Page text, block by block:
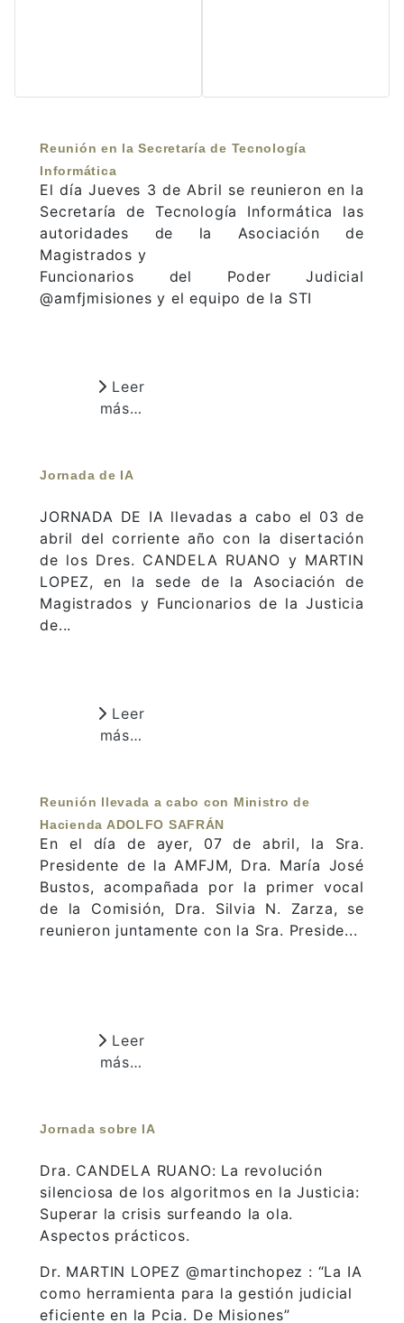
Reunión en la Secretaría de Tecnología
Informática
El día Jueves 3 de Abril se reunieron en la
Secretaría de Tecnología Informática las
autoridades de la Asociación de
Magistrados y
Funcionarios del Poder Judicial
@amfjmisiones y el equipo de la STI
Leer
más…
Jornada de IA
JORNADA DE IA llevadas a cabo el 03 de
abril del corriente año con la disertación
de los Dres. CANDELA RUANO y MARTIN
LOPEZ, en la sede de la Asociación de
Magistrados y Funcionarios de la Justicia
de...
Leer
más…
Reunión llevada a cabo con Ministro de
Hacienda ADOLFO SAFRÁN
En el día de ayer, 07 de abril, la Sra.
Presidente de la AMFJM, Dra. María José
Bustos, acompañada por la primer vocal
de la Comisión, Dra. Silvia N. Zarza, se
reunieron juntamente con la Sra. Preside...
Leer
más…
Jornada sobre IA
Dra. CANDELA RUANO: La revolución
silenciosa de los algoritmos en la Justicia:
Superar la crisis surfeando la ola.
Aspectos prácticos.
Dr. MARTIN LOPEZ @martinchopez : “La IA
como herramienta para la gestión judicial
eficiente en la Pcia. De Misiones”